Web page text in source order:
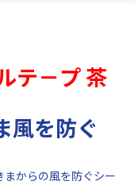
テ－プ 茶
風を防ぐ
まからの風を防ぐシー